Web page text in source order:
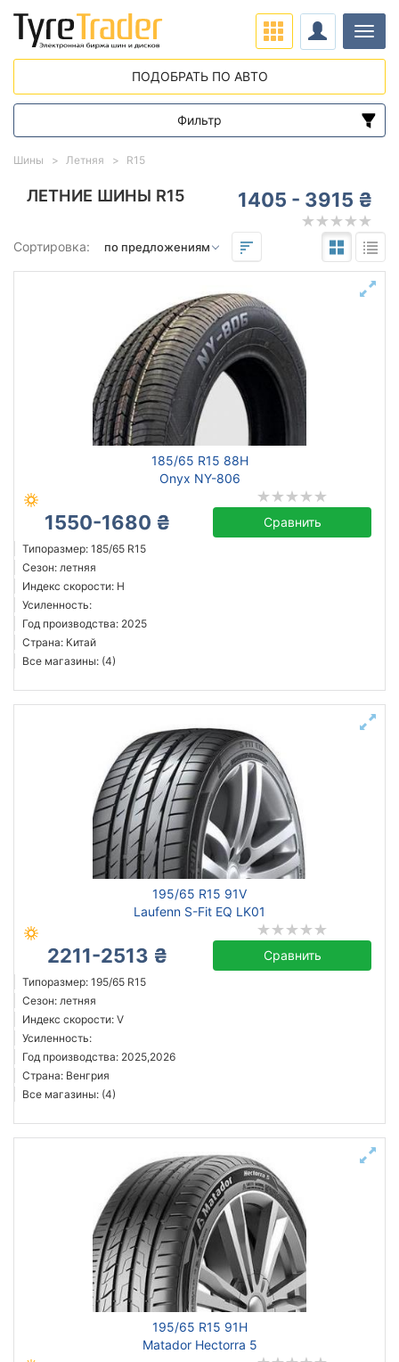
ЛЕТНИЕ ШИНЫ R15 1405 - 3915 ₴
Сортировка:
185/65 R15 88H
Onyx NY-806
1550-1680 ₴ Сравнить
Типоразмер: 185/65 R15
Сезон: летняя
Индекс скорости: H
Усиленность:
Год производства: 2025
Страна: Китай
Все магазины: (4)
195/65 R15 91V
Laufenn S-Fit EQ LK01
2211-2513 ₴ Сравнить
Типоразмер: 195/65 R15
Сезон: летняя
Индекс скорости: V
Усиленность:
Год производства: 2025,2026
Страна: Венгрия
Все магазины: (4)
195/65 R15 91H
Matador Hectorra 5
Шины Летняя R15
ПОДОБРАТЬ ПО АВТО
Фильтр
Диапазон цен
от
Подбор по параметрам
всесезонная
зимняя нешип
зимняя шип
Michelin
Continental
Triangle
Hankook
Sailun
Bridgestone
Тип транспортного средства
Усиленная шина
Год производства
Страна производства
Сбросить